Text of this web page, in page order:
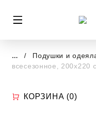
... Подушки и
всесезонное, 200х220
КОРЗИНА (0)